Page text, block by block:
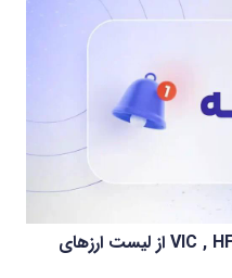
حذف ارزهای VIC , HFT , PYR , VANRY از لیست ارزهای